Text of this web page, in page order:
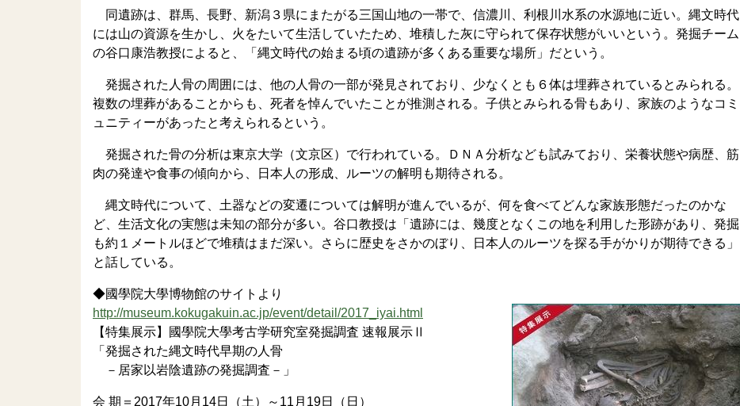
同遺跡は、群馬、長野、新潟３県にまたがる三国山地の一帯で、信濃川、利根川水系の水源地に近い。縄文時代
には山の資源を生かし、火をたいて生活していたため、堆積した灰に守られて保存状態がいいという。発掘チーム
の谷口康浩教授によると、「縄文時代の始まる頃の遺跡が多くある重要な場所」だという。
発掘された人骨の周囲には、他の人骨の一部が発見されており、少なくとも６体は埋葬されているとみられる。
複数の埋葬があることからも、死者を悼んでいたことが推測される。子供とみられる骨もあり、家族のようなコミ
ュニティーがあったと考えられるという。
発掘された骨の分析は東京大学（文京区）で行われている。ＤＮＡ分析なども試みており、栄養状態や病歴、筋
肉の発達や食事の傾向から、日本人の形成、ルーツの解明も期待される。
縄文時代について、土器などの変遷については解明が進んでいるが、何を食べてどんな家族形態だったのかな
ど、生活文化の実態は未知の部分が多い。谷口教授は「遺跡には、幾度となくこの地を利用した形跡があり、発掘
も約１メートルほどで堆積はまだ深い。さらに歴史をさかのぼり、日本人のルーツを探る手がかりが期待できる」
と話している。
◆國學院大學博物館のサイトより
http://museum.kokugakuin.ac.jp/event/detail/2017_iyai.html
【特集展示】國學院大學考古学研究室発掘調査 速報展示Ⅱ
「発掘された縄文時代早期の人骨
－居家以岩陰遺跡の発掘調査－」
会 期＝2017年10月14日（土）～11月19日（日）